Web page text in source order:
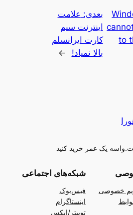
to
بعدی: علامت
اینترنت سیم
کارت ایرانسلم
بالا نمیاد!
→
یک عمر خرید کنید
خصوصی
شبکه‌های اجتماعی
فیس‌بوک
اینستاگرام
توییتر/ایکس